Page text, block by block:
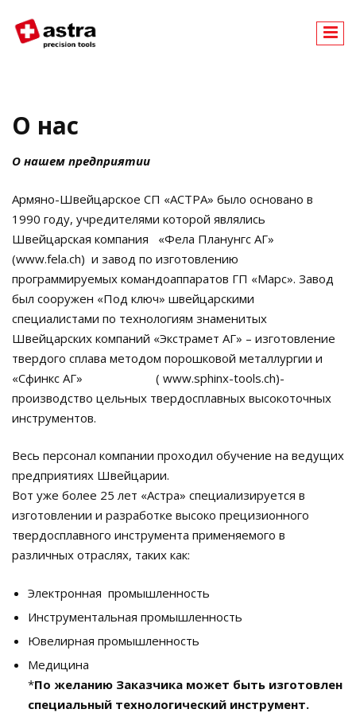
О нас
О нашем предприятии
Армяно-Швейцарское СП «АСТРА» было основано в
1990 году, учредителями которой являлись
Швейцарская компания «Фела Планунгс АГ»
(www.fela.ch) и завод по изготовлению
программируемых командоаппаратов ГП «Марс». Завод
был сооружен «Под ключ» швейцарскими
специалистами по технологиям знаменитых
Швейцарских компаний «Экстрамет АГ» – изготовление
твердого сплава методом порошковой металлургии и
«Сфинкс АГ» ( www.sphinx-tools.ch)-
производство цельных твердосплавных высокоточных
инструментов.
Весь персонал компании проходил обучение на ведущих
предприятиях Швейцарии.
Вот уже более 25 лет «Астра» специализируется в
изготовлении и разработке высоко прецизионного
твердосплавного инструмента применяемого в
различных отраслях, таких как:
Электронная промышленность
Инструментальная промышленность
Ювелирная промышленность
Медицина
*По желанию Заказчика может быть изготовлен
специальный технологический инструмент.